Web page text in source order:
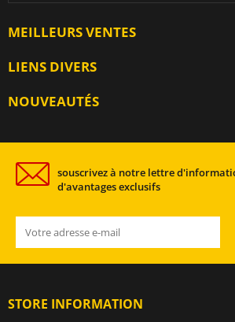
MEILLEURS VENTES
LIENS DIVERS
NOUVEAUTÉS
souscrivez à notre lettre
d'avantages exclusifs
STORE INFORMATION